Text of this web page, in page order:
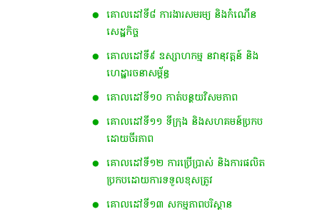
គោលដៅទី៨ ការងារសមរម្យ និងកំណើន
សេដ្ឋកិច្ច
គោលដៅទី៩ ឧស្សាហកម្ម នវានុវត្តន៍ និង
ហេដ្ឋារចនាសម្ព័ន្ធ
គោលដៅទី១០ កាត់បន្ថយវិសមភាព
គោលដៅទី១១ ទីក្រុង និងសហគមន៍ប្រកប
ដោយចីរភាព
គោលដៅទី១២ ការប្រើប្រាស់ និងការផលិត
ប្រកបដោយការទទួលខុសត្រូវ​
គោលដៅទី​១៣ ស​កម្ម​ភាព​​បរិស្ថាន​